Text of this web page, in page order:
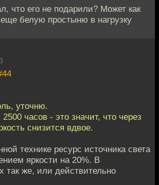
что его не подарили? Может как
белую простыню в нагрузку
уточню.
часов - это значит, что через
снизится вдвое.
технике ресурс источника света
яркости на 20%. В
так же, или действительно